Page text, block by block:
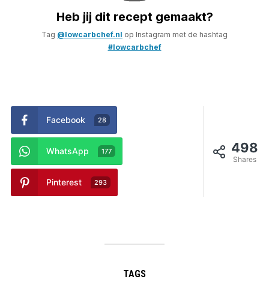
Heb jij dit recept gemaakt?
Tag @lowcarbchef.nl op Instagram met de hashtag
#lowcarbchef
498
Shares
Facebook 28
WhatsApp 177
Pinterest 293
TAGS